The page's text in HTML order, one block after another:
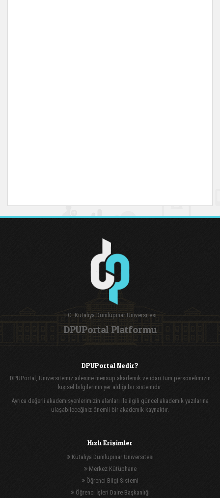
T.C. Kütahya Dumlupınar Üniversitesi
DPUPortal Platformu
DPUPortal Nedir?
DPUPortal, Üniversitemiz ailesine mensup akademik ve idari tüm personelimizin
kişisel bilgilerinin yer aldığı bir sistemidir.
Ayrıca değerli akademisyenlerimizin alanları ile ilgili güncel akademik yazılarına
ulaşabileceğiniz önemli bir akademik kaynaktır.
Hızlı Erişimler
Kütahya Dumlupınar Üniversitesi
Merkez Kütüphane
Öğrenci Bilgi Sistemi
Öğrenci İşleri Daire Başkanlığı